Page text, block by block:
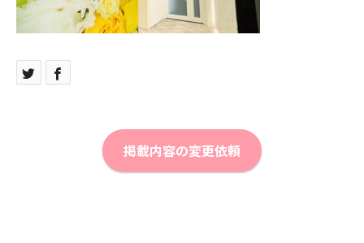
掲載内容の変更依頼